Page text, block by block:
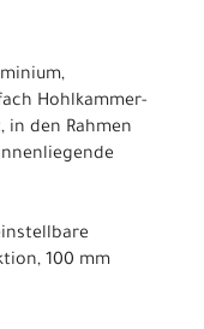
Hohlkammer-
den Rahmen
100 mm